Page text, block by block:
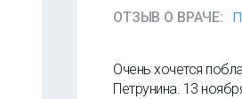
ОТЗЫВ О ВРАЧЕ:
Очень хочется
Петрунина. 13